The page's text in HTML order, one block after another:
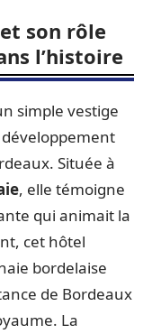
son rôle
l’histoire
simple vestige
Située à
, elle témoigne
qui animait la
cet hôtel
bordelaise
de Bordeaux
La